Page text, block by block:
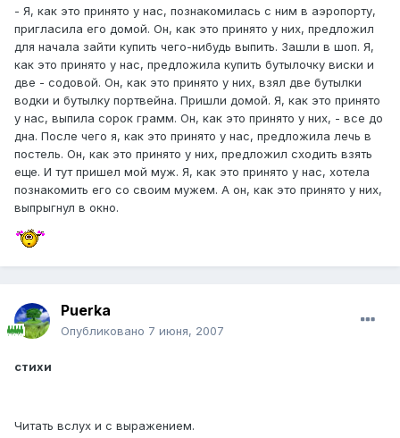
- Я, как это принято у нас, познакомилась с ним в аэропорту,
пригласила его домой. Он, как это принято у них, предложил
для начала зайти купить чего-нибудь выпить. Зашли в шоп. Я,
как это принято у нас, предложила купить бутылочку виски и
две - содовой. Он, как это принято у них, взял две бутылки
водки и бутылку портвейна. Пришли домой. Я, как это принято
у нас, выпила сорок грамм. Он, как это принято у них, - все до
дна. После чего я, как это принято у нас, предложила лечь в
постель. Он, как это принято у них, предложил сходить взять
еще. И тут пришел мой муж. Я, как это принято у нас, хотела
познакомить его со своим мужем. А он, как это принято у них,
выпрыгнул в окно.
Puerka
Опубликовано 7 июня, 2007
стихи
Читать вслух и с выражением.